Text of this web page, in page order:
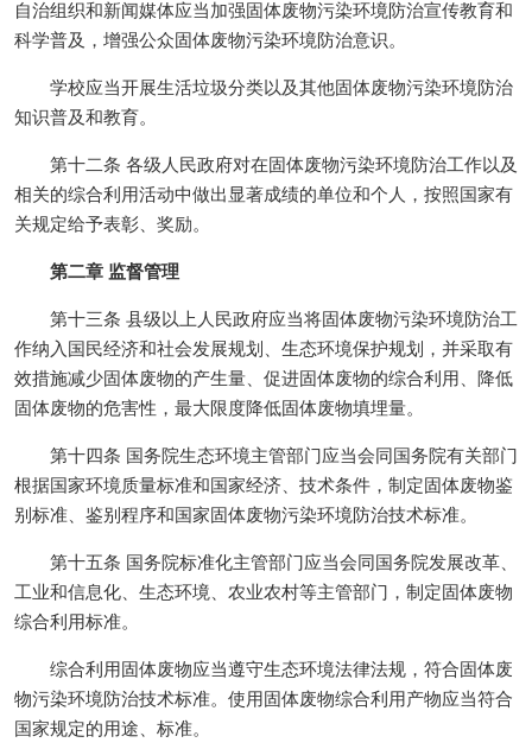
自治组织和新闻媒体应当加强固体废物污染环境防治宣传教育和
科学普及，增强公众固体废物污染环境防治意识。
学校应当开展生活垃圾分类以及其他固体废物污染环境防治
知识普及和教育。
第十二条 各级人民政府对在固体废物污染环境防治工作以及
相关的综合利用活动中做出显著成绩的单位和个人，按照国家有
关规定给予表彰、奖励。
第二章 监督管理
第十三条 县级以上人民政府应当将固体废物污染环境防治工
作纳入国民经济和社会发展规划、生态环境保护规划，并采取有
效措施减少固体废物的产生量、促进固体废物的综合利用、降低
固体废物的危害性，最大限度降低固体废物填埋量。
第十四条 国务院生态环境主管部门应当会同国务院有关部门
根据国家环境质量标准和国家经济、技术条件，制定固体废物鉴
别标准、鉴别程序和国家固体废物污染环境防治技术标准。
第十五条 国务院标准化主管部门应当会同国务院发展改革、
工业和信息化、生态环境、农业农村等主管部门，制定固体废物
综合利用标准。
综合利用固体废物应当遵守生态环境法律法规，符合固体废
物污染环境防治技术标准。使用固体废物综合利用产物应当符合
国家规定的用途、标准。